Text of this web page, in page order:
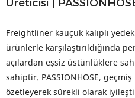
Üreticisi |
Freightliner kauçuk kalıplı
ürünlerle karşılaştırıldığında
açılardan eşsiz üstünlüklere
sahiptir. PASSIONHOSE,
özetleyerek sürekli olarak